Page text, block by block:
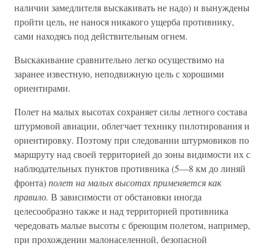
наличии замедлителя выскакивать не надо) и вынуждены
пройти цель, не нанося никакого ущерба противнику,
сами находясь под действительным огнем.
Выскакивание сравнительно легко осуществимо на
заранее известную, неподвижную цель с хорошими
ориентирами.
Полет на малых высотах сохраняет силы летного состава
штурмовой авиации, облегчает технику пилотирования и
ориентировку. Поэтому при следовании штурмовиков по
маршруту над своей территорией до зоны видимости их с
наблюдательных пунктов противника (5—8 км до линяй
фронта)полет на малых высотах применяется как
правило. В зависимости от обстановки иногда
целесообразно также и над территорией противника
чередовать малые высоты с бреющим полетом, например,
при прохождении малонаселенной, безопасной